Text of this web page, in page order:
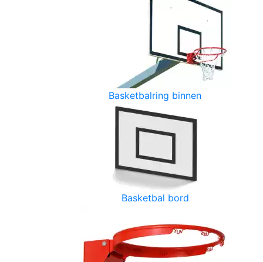
Basketbalring binnen
Basketbal bord